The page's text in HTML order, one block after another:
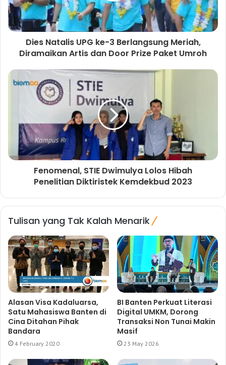
Dies Natalis UPG ke-3 Berlangsung Meriah,
Diramaikan Artis dan Door Prize Paket Umroh
Fenomenal, STIE Dwimulya Lolos Hibah
Penelitian Diktiristek Kemdekbud 2023
Tulisan yang Tak Kalah Menarik
Alasan Visa Kadaluarsa,
Satu Mahasiswa Banten di
Cina Ditahan Pihak
Bandara
4 February 2020
BI Banten Perkuat Literasi
Digital UMKM, Dorong
Transaksi Non Tunai Makin
Masif
23 May 2026